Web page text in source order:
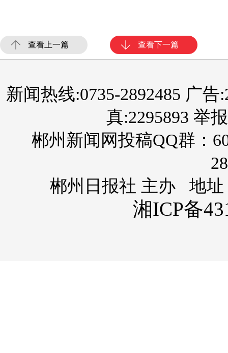
查看上一篇 查看下一篇
新闻热线:0735-2892485 广告
真:2295893 举
郴州新闻网投稿QQ群：
郴州日报社 主办 地址
湘ICP备